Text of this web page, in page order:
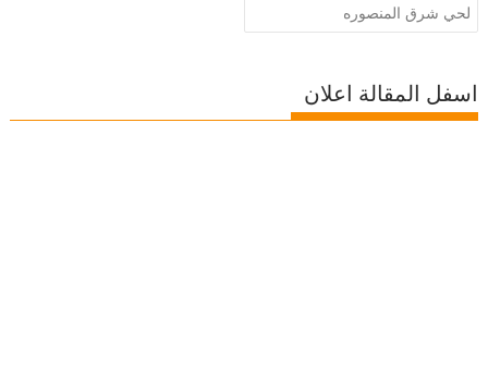
لحي شرق المنصوره
اسفل المقالة اعلان